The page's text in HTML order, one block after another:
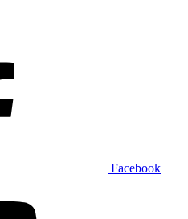
Facebook